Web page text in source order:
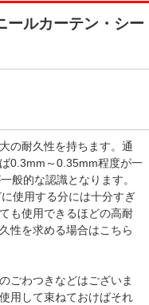
ールカーテン・シー
の耐久性を持ちます。通
0.3mm～0.35mm程度が一
般的な認識となります。
使用する分には十分すぎ
も使用できるほどの高耐
性を求める場合はこちら
ごわつきなどはございま
用して束ねておけばそれ